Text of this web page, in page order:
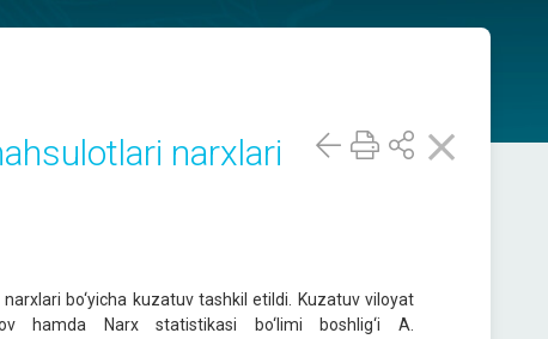
narxlari
bo‘yicha kuzatuv tashkil etildi. Kuzatuv viloyat
hamda Narx statistikasi bo‘limi boshlig‘i A.